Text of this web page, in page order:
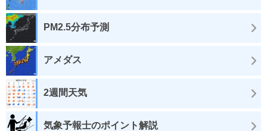
PM2.5分布予測
アメダス
2週間天気
気象予報士のポイント解説